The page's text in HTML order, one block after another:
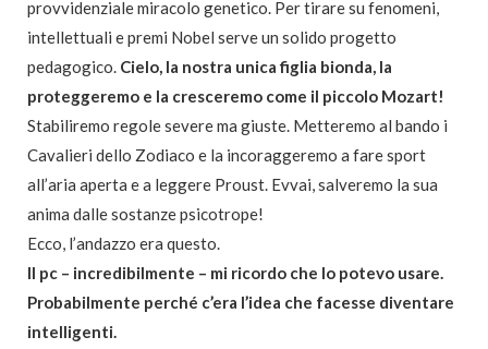
provvidenziale miracolo genetico. Per tirare su fenomeni,
intellettuali e premi Nobel serve un solido progetto
pedagogico. Cielo, la nostra unica figlia bionda, la
proteggeremo e la cresceremo come il piccolo Mozart!
Stabiliremo regole severe ma giuste. Metteremo al bando i
Cavalieri dello Zodiaco e la incoraggeremo a fare sport
all’aria aperta e a leggere Proust. Evvai, salveremo la sua
anima dalle sostanze psicotrope!
Ecco, l’andazzo era questo.
Il pc – incredibilmente – mi ricordo che lo potevo usare.
Probabilmente perché c’era l’idea che facesse diventare
intelligenti.